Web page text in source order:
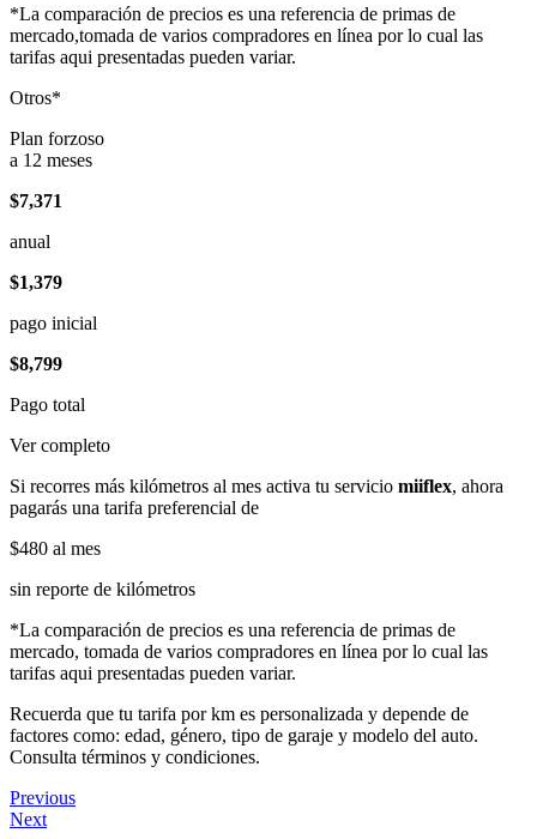
*La comparación de precios es una referencia de primas de
mercado,tomada de varios compradores en línea por lo cual las
tarifas aqui presentadas pueden variar.
Otros*
Plan forzoso
a 12 meses
$7,371
anual
$1,379
pago inicial
$8,799
Pago total
Ver completo
Si recorres más kilómetros al mes activa tu servicio miiflex, ahora
pagarás una tarifa preferencial de
$480 al mes
sin reporte de kilómetros
*La comparación de precios es una referencia de primas de
mercado, tomada de varios compradores en línea por lo cual las
tarifas aqui presentadas pueden variar.
Recuerda que tu tarifa por km es personalizada y depende de
factores como: edad, género, tipo de garaje y modelo del auto.
Consulta términos y condiciones.
Previous
Next